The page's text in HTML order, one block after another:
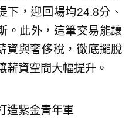
下，迎回場均24.8分、
。此外，這筆交易能讓
資與奢侈稅，徹底擺脫
薪資空間大幅提升。
造紫金青年軍